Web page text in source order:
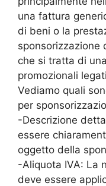
una fattura
di beni o la
sponsorizzazione
che si tratta di
promozionali
Vediamo quali
per
-Descrizione
essere
oggetto della
-Aliquota IVA: La
deve essere